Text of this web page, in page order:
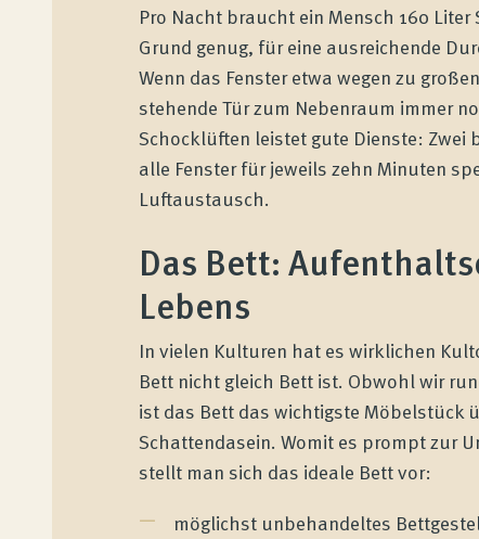
Pro Nacht braucht ein Mensch 160
Grund genug, für eine ausreichende
Wenn das Fenster etwa wegen zu
stehende Tür zum Nebenraum immer
Schocklüften leistet gute Dienste: Zwei
alle Fenster für jeweils zehn Minuten
Luftaustausch.
Das Bett:
Lebens
In vielen Kulturen hat es wirklichen
Bett nicht gleich Bett ist. Obwohl wir
ist das Bett das wichtigste Möbelstück
Schattendasein. Womit es prompt zur
stellt man sich das ideale Bett vor:
möglichst unbehandeltes